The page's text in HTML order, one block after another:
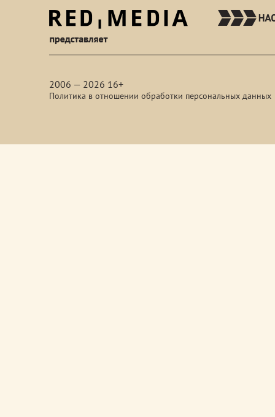
2006 — 2026 16+
Политика в отношении обработки персональных данных